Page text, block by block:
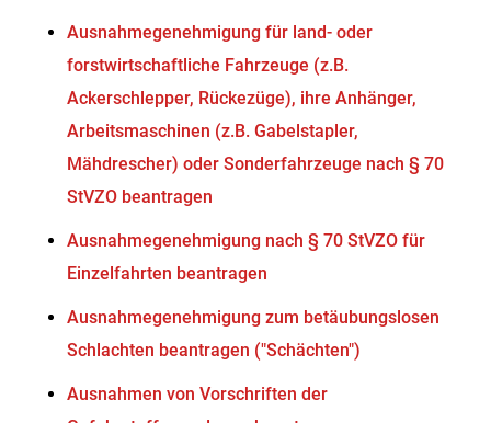
Ausnahmegenehmigung für land- oder
forstwirtschaftliche Fahrzeuge (z.B.
Ackerschlepper, Rückezüge), ihre Anhänger,
Arbeitsmaschinen (z.B. Gabelstapler,
Mähdrescher) oder Sonderfahrzeuge nach § 70
StVZO beantragen
Ausnahmegenehmigung nach § 70 StVZO für
Einzelfahrten beantragen
Ausnahmegenehmigung zum betäubungslosen
Schlachten beantragen ("Schächten")
Ausnahmen von Vorschriften der